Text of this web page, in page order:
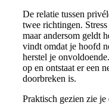
De relatie tussen
twee richtingen.
maar andersom geldt
vindt omdat je hoofd
herstel je
op en ontstaat er een
doorbreken is.
Praktisch gezien zie